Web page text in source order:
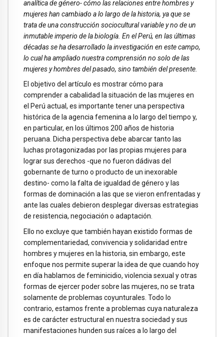
analítica de género- cómo las relaciones entre hombres y
mujeres han cambiado a lo largo de la historia, ya que se
trata de una construcción sociocultural variable y no de un
inmutable imperio de la biología. En el Perú, en las últimas
décadas se ha desarrollado la investigación en este campo,
lo cual ha ampliado nuestra comprensión no solo de las
mujeres y hombres del pasado, sino también del presente.
El objetivo del artículo es mostrar cómo para
comprender a cabalidad la situación de las mujeres en
el Perú actual, es importante tener una perspectiva
histórica de la agencia femenina a lo largo del tiempo y,
en particular, en los últimos 200 años de historia
peruana. Dicha perspectiva debe abarcar tanto las
luchas protagonizadas por las propias mujeres para
lograr sus derechos -que no fueron dádivas del
gobernante de turno o producto de un inexorable
destino- como la falta de igualdad de género y las
formas de dominación a las que se vieron enfrentadas y
ante las cuales debieron desplegar diversas estrategias
de resistencia, negociación o adaptación.
Ello no excluye que también hayan existido formas de
complementariedad, convivencia y solidaridad entre
hombres y mujeres en la historia, sin embargo, este
enfoque nos permite superar la idea de que cuando hoy
en día hablamos de feminicidio, violencia sexual y otras
formas de ejercer poder sobre las mujeres, no se trata
solamente de problemas coyunturales. Todo lo
contrario, estamos frente a problemas cuya naturaleza
es de carácter estructural en nuestra sociedad y sus
manifestaciones hunden sus raíces a lo largo del